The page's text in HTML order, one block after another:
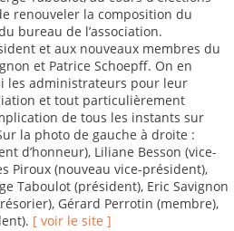
renouveler la composition du
bureau de l’association.
et aux nouveaux membres du
et Patrice Schoepff. On en
les administrateurs pour leur
et tout particulièrement
de tous les instants sur
la photo de gauche à droite :
d’honneur), Liliane Besson (vice-
Piroux (nouveau vice-président),
Taboulot (président), Eric Savignon
Gérard Perrotin (membre),
[ voir le site ]